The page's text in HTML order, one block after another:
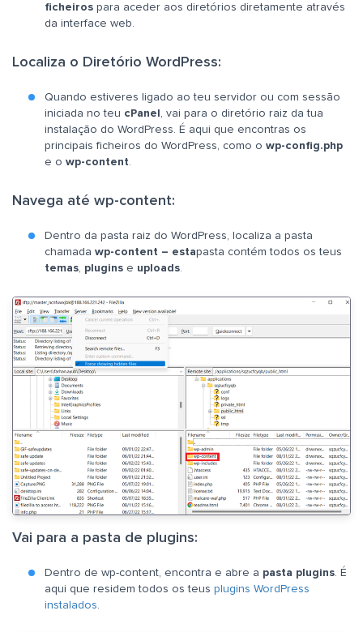
ficheiros para aceder aos diretórios diretamente através
da interface web.
Localiza o Diretório WordPress:
Quando estiveres ligado ao teu servidor ou com sessão
iniciada no teu cPanel , vai para o diretório raiz da tua
instalação do WordPress. É aqui que encontras os
principais ficheiros do WordPress, como o wp-config.php
e o wp-content.
Navega até wp-content:
Dentro da pasta raiz do WordPress, localiza a pasta
chamada wp-content – estapasta contém todos os teus
temas, plugins e uploads.
Vai para a pasta de plugins:
Dentro de wp-content, encontra e abre a pasta plugins . É
aqui que residem todos os teus plugins WordPress
instalados